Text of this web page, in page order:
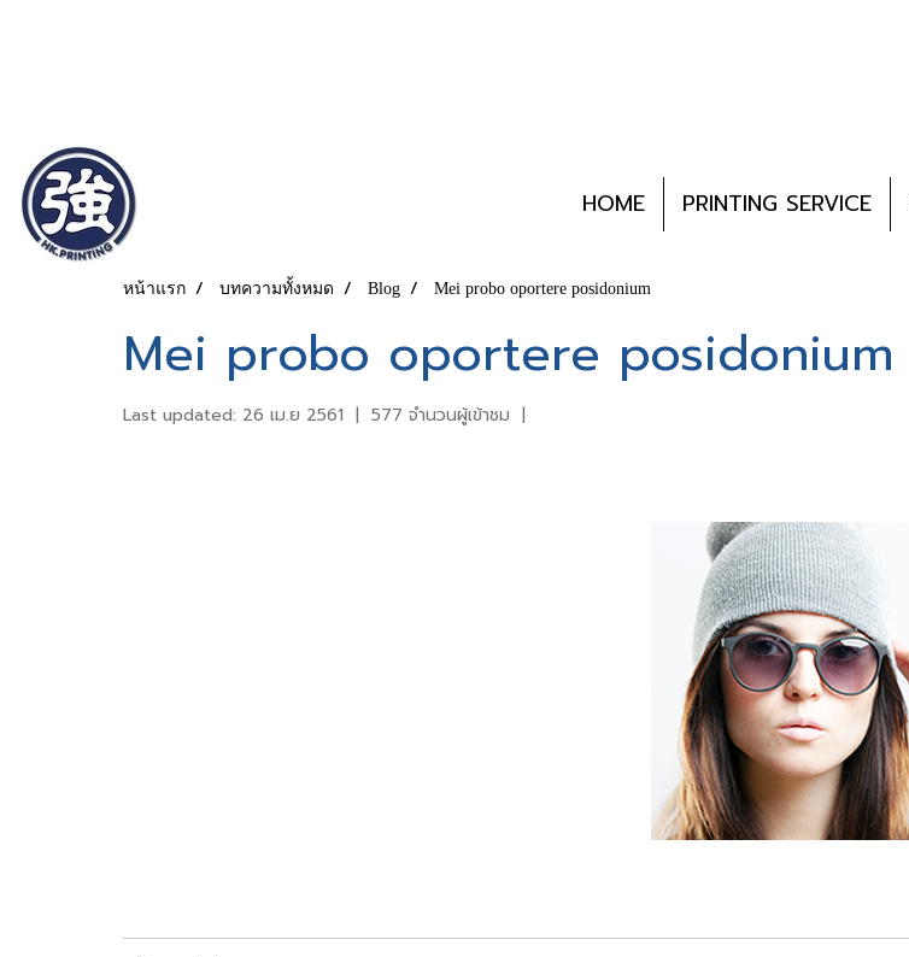
HOME PRINTING SERVICE
หน้าแรก บทความทั้งหมด Blog Mei probo oportere posidonium
Mei probo oportere posidonium
Last updated: 26 เม.ย 2561 | 577 จำนวนผู้เข้าชม |